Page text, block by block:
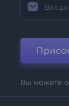
Вы можете